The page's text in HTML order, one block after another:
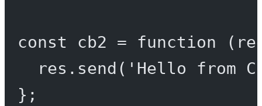
const cb2 = function (
res. send ( 'Hello from
};